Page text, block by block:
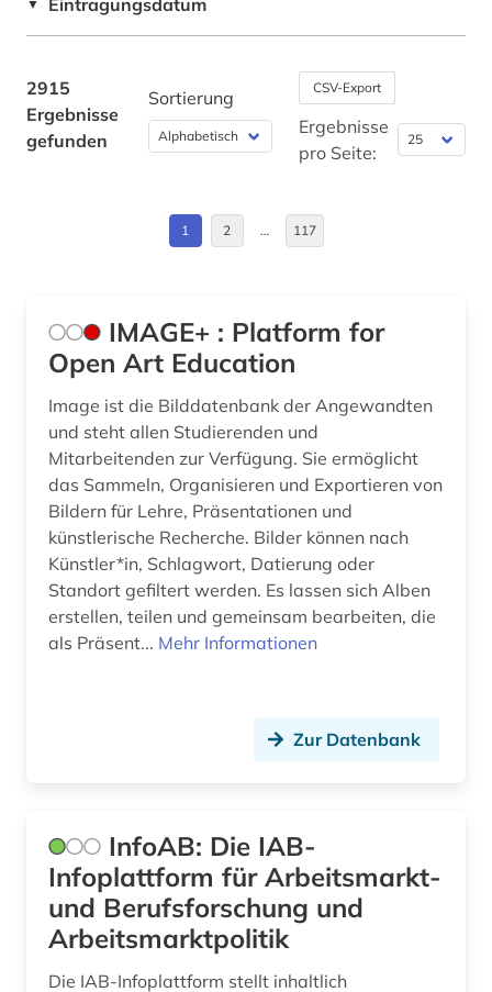
alphabetischer katalog (2)
altamerikanistik (1)
alte drucke (1)
altenhilfe (1)
alter (1)
alter druck (1)
alternativbewegung (1)
altertum (3)
altertumswissenschaft (5)
altes buch (8)
amerikanisches judentum (1)
amerikanistik (1)
amsterdam (1)
amt (1)
Brandenburg (11)
Bulgarien (6)
Daenemark (15)
Estland (13)
Europa (58)
Finnland (18)
Frankreich (51)
GUS (5)
Griechenland (2)
Griechenland (Altertum) (1)
Island (3)
Israel (17)
Italien (36)
Japan (12)
▼ Eintragungsdatum
2915
Ergebnisse
gefunden
Sortierung CSV-Export
Ergebnisse
pro Seite:
1 2 … 117
IMAGE+ : Platform for
Open Art Education
Image ist die Bilddatenbank der Angewandten
und steht allen Studierenden und
Mitarbeitenden zur Verfügung. Sie ermöglicht
das Sammeln, Organisieren und Exportieren von
Bildern für Lehre, Präsentationen und
künstlerische Recherche. Bilder können nach
Künstler*in, Schlagwort, Datierung oder
Standort gefiltert werden. Es lassen sich Alben
erstellen, teilen und gemeinsam bearbeiten, die
als Präsent... Mehr Informationen
Zur Datenbank
InfoAB: Die IAB-
Infoplattform für Arbeitsmarkt-
und Berufsforschung und
Arbeitsmarktpolitik
Die IAB-Infoplattform stellt inhaltlich